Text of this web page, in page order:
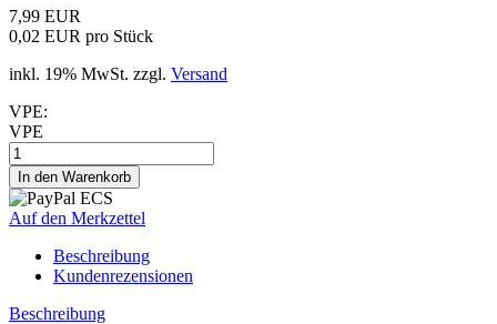
7,99 EUR
0,02 EUR pro Stück
inkl. 19% MwSt. zzgl. Versand
VPE:
VPE
Auf den Merkzettel
Beschreibung
Kundenrezensionen
Beschreibung